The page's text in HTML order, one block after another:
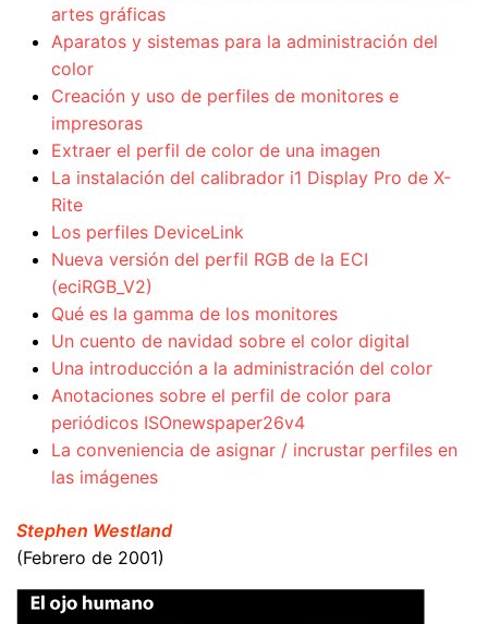
artes gráficas
Aparatos y sistemas para la administración del
color
Creación y uso de perfiles de monitores e
impresoras
Extraer el perfil de color de una imagen
La instalación del calibrador i1 Display Pro de X-
Rite
Los perfiles DeviceLink
Nueva versión del perfil RGB de la ECI
(eciRGB_V2)
Qué es la gamma de los monitores
Un cuento de navidad sobre el color digital
Una introducción a la administración del color
Anotaciones sobre el perfil de color para
periódicos ISOnewspaper26v4
La conveniencia de asignar / incrustar perfiles en
las imágenes
Stephen Westland
(Febrero de 2001)